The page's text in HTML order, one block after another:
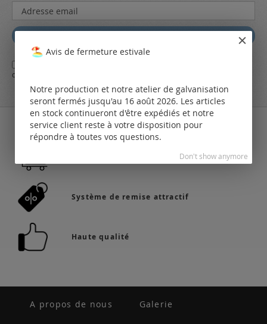
Inscription
à
notre
lettre
d’information
:
déclaration de protection des données
Système de remise attractif
Haute qualité
A propos de nous Galerie
Avis de fermeture estivale
Notre production et notre atelier de galvanisation
seront fermés jusqu'au 16 août 2026. Les articles
en stock continueront d'être expédiés et notre
service client reste à votre disposition pour
répondre à toutes vos questions.
Don't show anymore